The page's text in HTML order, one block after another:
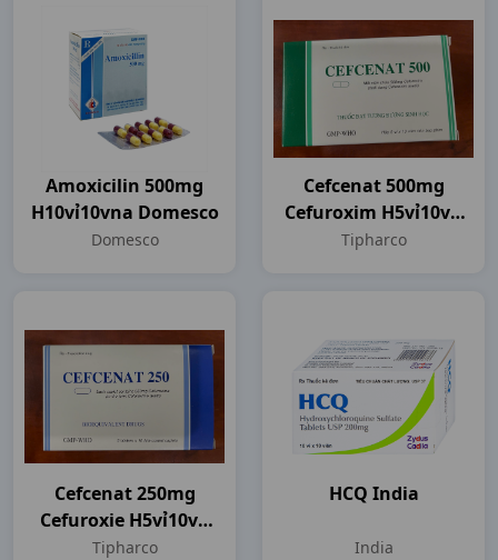
Amoxicilin 500mg
H10vỉ10vna Domesco
Domesco
Cefcenat 500mg
Cefuroxim H5vỉ10vn
Tipharco
Tipharco
Cefcenat 250mg
Cefuroxie H5vỉ10vn
Tipharco
Tipharco
HCQ India
India